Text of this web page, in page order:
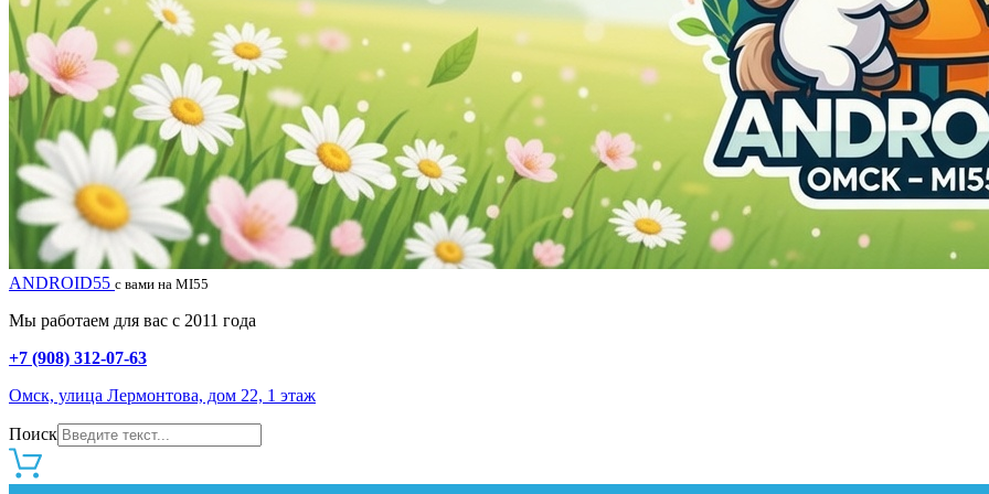
ANDROID55 с вами на MI55
Мы работаем для вас с 2011 года
+7 (908) 312-07-63
Омск, улица Лермонтова, дом 22, 1 этаж
Поиск